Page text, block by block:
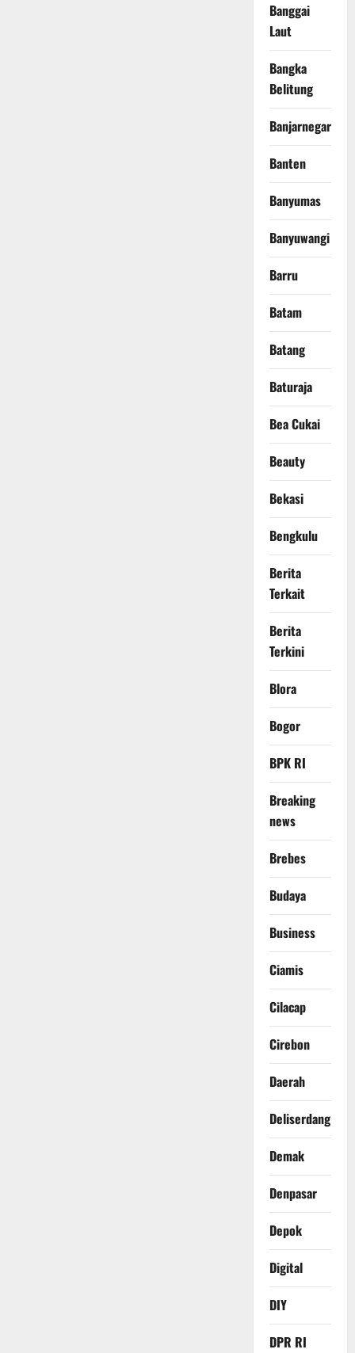
Banggai
Laut
Bangka
Belitung
Banjarnegara
Banten
Banyumas
Banyuwangi
Barru
Batam
Batang
Baturaja
Bea Cukai
Beauty
Bekasi
Bengkulu
Berita
Terkait
Berita
Terkini
Blora
Bogor
BPK RI
Breaking
news
Brebes
Budaya
Business
Ciamis
Cilacap
Cirebon
Daerah
Deliserdang
Demak
Denpasar
Depok
Digital
DIY
DPR RI